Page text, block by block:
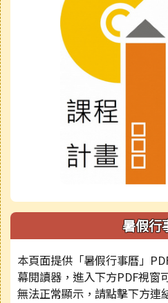
暑假行
本頁面提供「暑假行事曆」
幕閱讀器，進入下方PDF視窗
無法正常顯示，請點擊下方連